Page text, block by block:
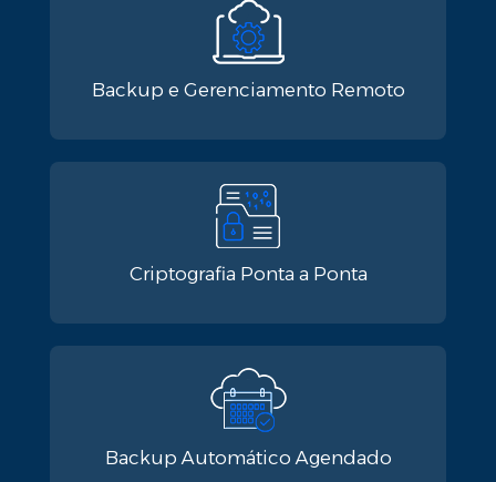
Backup e Gerenciamento Remoto
Criptografia Ponta a Ponta​
Backup Automático Agendado​